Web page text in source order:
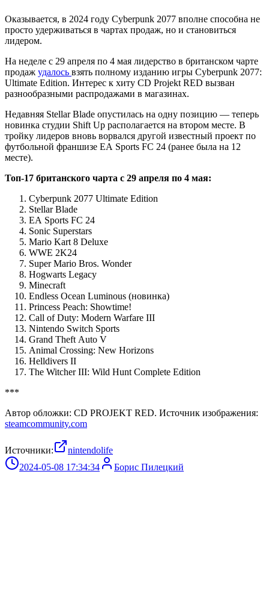
Оказывается, в 2024 году Cyberpunk 2077 вполне способна не
просто удерживаться в чартах продаж, но и становиться
лидером.
На неделе с 29 апреля по 4 мая лидерство в британском чарте
продаж удалось взять полному изданию игры Cyberpunk 2077:
Ultimate Edition. Интерес к хиту CD Projekt RED вызван
разнообразными распродажами в магазинах.
Недавняя Stellar Blade опустилась на одну позицию — теперь
новинка студии Shift Up располагается на втором месте. В
тройку лидеров вновь ворвался другой известный проект по
футбольной франшизе EA Sports FC 24 (ранее была на 12
месте).
Топ-17 британского чарта с 29 апреля по 4 мая:
Cyberpunk 2077 Ultimate Edition
Stellar Blade
EA Sports FC 24
Sonic Superstars
Mario Kart 8 Deluxe
WWE 2K24
Super Mario Bros. Wonder
Hogwarts Legacy
Minecraft
Endless Ocean Luminous (новинка)
Princess Peach: Showtime!
Call of Duty: Modern Warfare III
Nintendo Switch Sports
Grand Theft Auto V
Animal Crossing: New Horizons
Helldivers II
The Witcher III: Wild Hunt Complete Edition
***
Автор обложки: CD PROJEKT RED. Источник изображения:
steamcommunity.com
Источники:
nintendolife
2024-05-08 17:34:34
Борис Пилецкий